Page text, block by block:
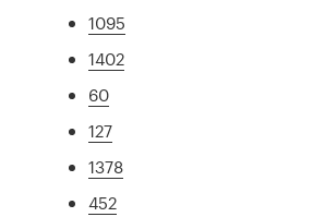
1095
1402
60
127
1378
452